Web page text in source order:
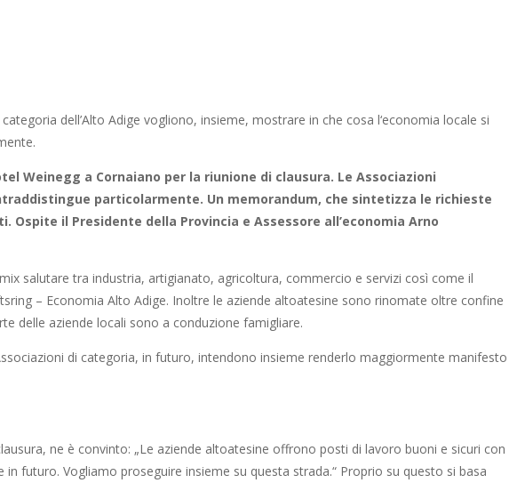
dell’Alto Adige vogliono, insieme, mostrare in che cosa l‘economia locale si
Weinegg a Cornaiano per la riunione di clausura. Le Associazioni
particolarmente. Un memorandum, che sintetizza le richieste
il Presidente della Provincia e Assessore all’economia Arno
salutare tra industria, artigianato, agricoltura, commercio e servizi così come il
– Economia Alto Adige. Inoltre le aziende altoatesine sono rinomate oltre confine
delle aziende locali sono a conduzione famigliare.
di categoria, in futuro, intendono insieme renderlo maggiormente manifesto
ne è convinto: „Le aziende altoatesine offrono posti di lavoro buoni e sicuri con
futuro. Vogliamo proseguire insieme su questa strada.“ Proprio su questo si basa